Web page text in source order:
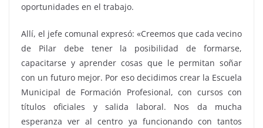
oportunidades en el trabajo.
Allí, el jefe comunal expresó: «Creemos que cada vecino
de Pilar debe tener la posibilidad de formarse,
capacitarse y aprender cosas que le permitan soñar
con un futuro mejor. Por eso decidimos crear la Escuela
Municipal de Formación Profesional, con cursos con
títulos oficiales y salida laboral. Nos da mucha
esperanza ver al centro ya funcionando con tantos